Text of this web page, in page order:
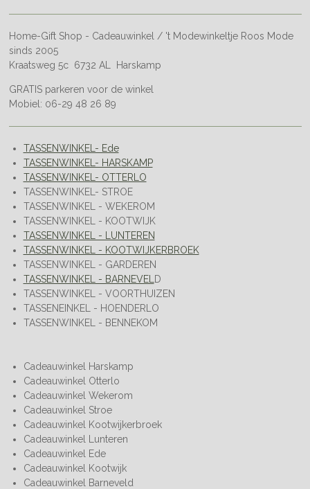
Home-Gift Shop - Cadeauwinkel / 't Modewinkeltje Roos Mode
sinds 2005
Kraatsweg 5c 6732 AL Harskamp
GRATIS parkeren voor de winkel
Mobiel: 06-29 48 26 89
TASSENWINKEL- Ede
TASSENWINKEL- HARSKAMP
TASSENWINKEL- OTTERLO
TASSENWINKEL- STROE
TASSENWINKEL - WEKEROM
TASSENWINKEL - KOOTWIJK
TASSENWINKEL - LUNTEREN
TASSENWINKEL - KOOTWIJKERBROEK
TASSENWINKEL - GARDEREN
TASSENWINKEL - BARNEVEL
D
TASSENWINKEL - VOORTHUIZEN
TASSENEINKEL - HOENDERLO
TASSENWINKEL - BENNEKOM
Cadeauwinkel Harskamp
Cadeauwinkel Otterlo
Cadeauwinkel Wekerom
Cadeauwinkel Stroe
Cadeauwinkel Kootwijkerbroek
Cadeauwinkel Lunteren
Cadeauwinkel Ede
Cadeauwinkel Kootwijk
Cadeauwinkel Barneveld